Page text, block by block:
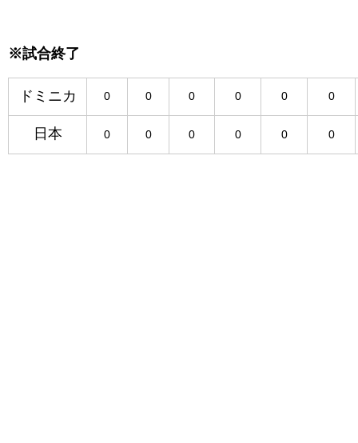
※試合終了
ドミニカ 0 0 0 0 0 0
日本 0 0 0 0 0 0